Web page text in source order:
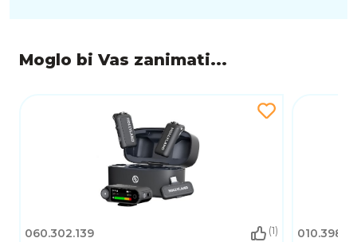
Moglo bi Vas zanimati...
060.302.139 (1)